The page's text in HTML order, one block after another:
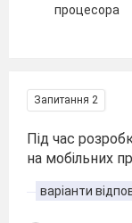
процесора
Запитання 2
Під час
на мобільних
варіанти